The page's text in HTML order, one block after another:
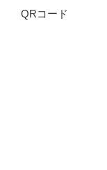
QRコード